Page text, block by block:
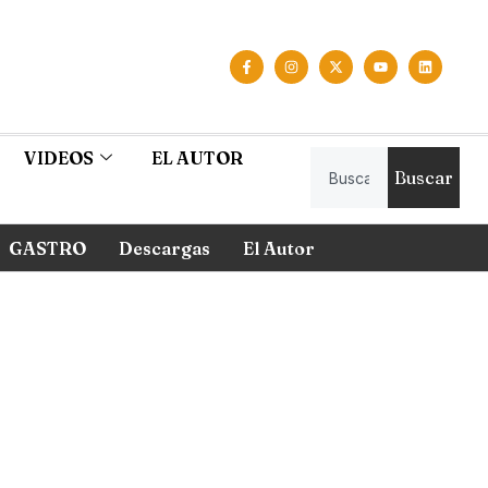
VIDEOS
EL AUTOR
Buscar
GASTRO Descargas El Autor